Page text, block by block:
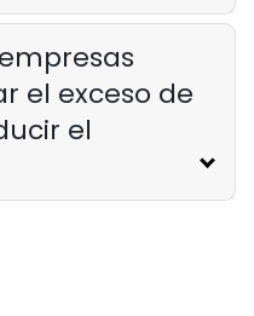
el exceso de
el